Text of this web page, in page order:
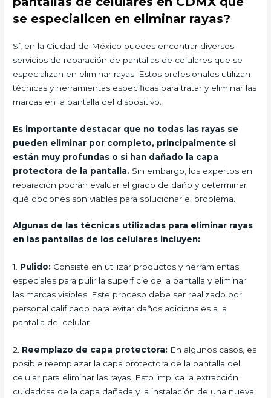
se especialicen en eliminar rayas?
Sí, en la Ciudad de México puedes encontrar diversos
servicios de reparación de pantallas de celulares que se
especializan en eliminar rayas. Estos profesionales utilizan
técnicas y herramientas específicas para tratar y eliminar las
marcas en la pantalla del dispositivo.
Es importante destacar que no todas las rayas se
pueden eliminar por completo, principalmente si
están muy profundas o si han dañado la capa
protectora de la pantalla. Sin embargo, los expertos en
reparación podrán evaluar el grado de daño y determinar
qué opciones son viables para solucionar el problema.
Algunas de las técnicas utilizadas para eliminar rayas
en las pantallas de los celulares incluyen:
1. Pulido: Consiste en utilizar productos y herramientas
especiales para pulir la superficie de la pantalla y eliminar
las marcas visibles. Este proceso debe ser realizado por
personal calificado para evitar daños adicionales a la
pantalla del celular.
2. Reemplazo de capa protectora: En algunos casos, es
posible reemplazar la capa protectora de la pantalla del
celular para eliminar las rayas. Esto implica la extracción
cuidadosa de la capa dañada y la instalación de una nueva